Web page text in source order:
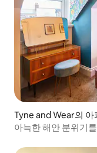
Tyne and Wear의 아
아늑한 해안 분위기